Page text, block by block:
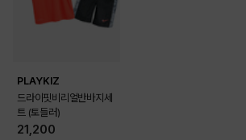
PLAYKIZ
드라이핏비리얼반바지세
트 (토들러)
21,200